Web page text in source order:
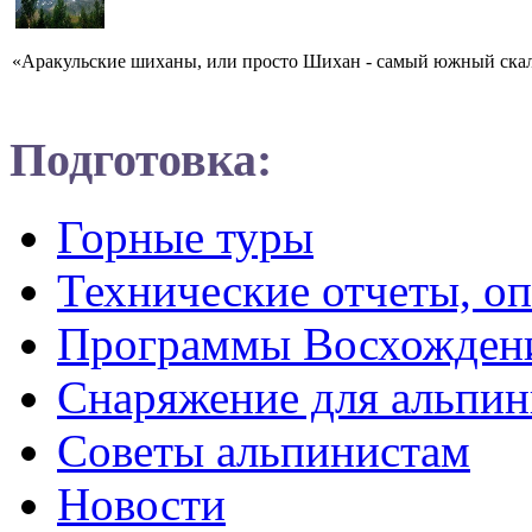
«Аракульские шиханы, или просто Шихан - самый южный
Подготовка:
Горные туры
Технические отчеты,
Программы
Снаряжение для
Советы альпинистам
Новости